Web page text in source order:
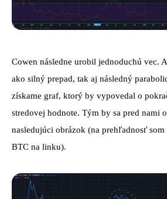
Cowen následne urobil jednoduchú vec.
ako silný prepad, tak aj následný
získame graf, ktorý by vypovedal o
stredovej hodnote. Tým by sa pred nami
nasledujúci obrázok (na prehľadnosť
BTC na linku).